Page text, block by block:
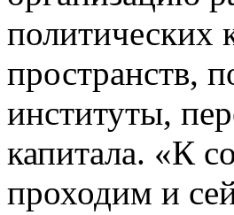
политических
пространств,
институты,
капитала. «К
проходим и